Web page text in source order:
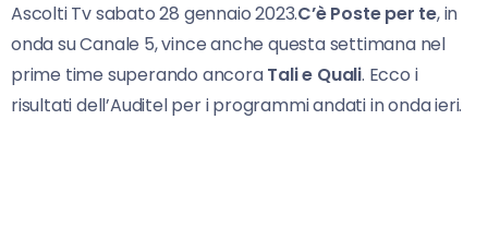
Ascolti Tv sabato 28 gennaio 2023.C’è Poste per te, in
onda su Canale 5, vince anche questa settimana nel
prime time superando ancoraTali e Quali. Ecco i
risultati dell’Auditel per i programmi andati in onda ieri.